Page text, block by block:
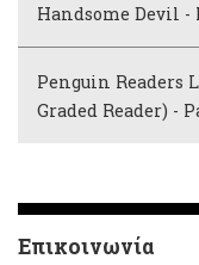
Handsome Devil -
Penguin Readers
Graded Reader) -
Επικοινωνία